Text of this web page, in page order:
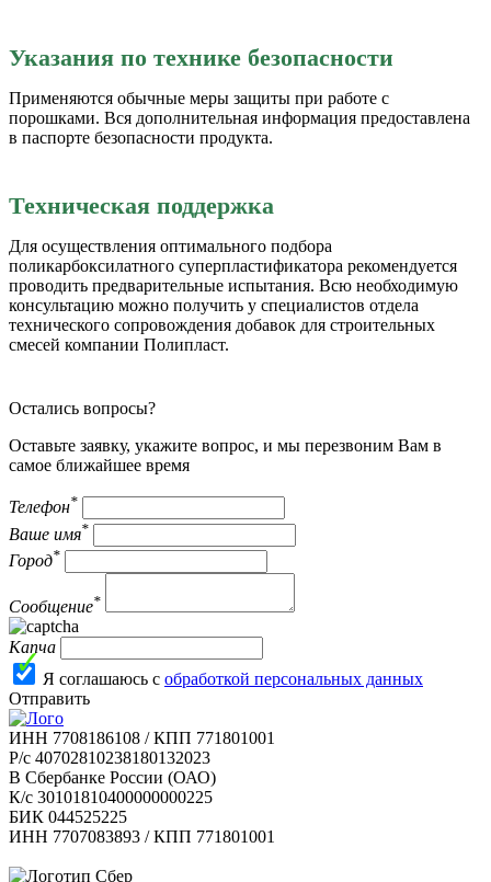
Указания по технике безопасности
Применяются обычные меры защиты при работе с
порошками. Вся дополнительная информация предоставлена
в паспорте безопасности продукта.
Техническая поддержка
Для осуществления оптимального подбора
поликарбоксилатного суперпластификатора рекомендуется
проводить предварительные испытания. Всю необходимую
консультацию можно получить у специалистов отдела
технического сопровождения добавок для строительных
смесей компании Полипласт.
Остались вопросы?
Оставьте заявку, укажите вопрос, и мы перезвоним Вам в
самое ближайшее время
Телефон*
Ваше имя*
Город*
Сообщение*
Капча
Я соглашаюсь с обработкой персональных данных
Отправить
ИНН 7708186108 / КПП 771801001
Р/с 40702810238180132023
В Сбербанке России (ОАО)
К/с 30101810400000000225
БИК 044525225
ИНН 7707083893 / КПП 771801001